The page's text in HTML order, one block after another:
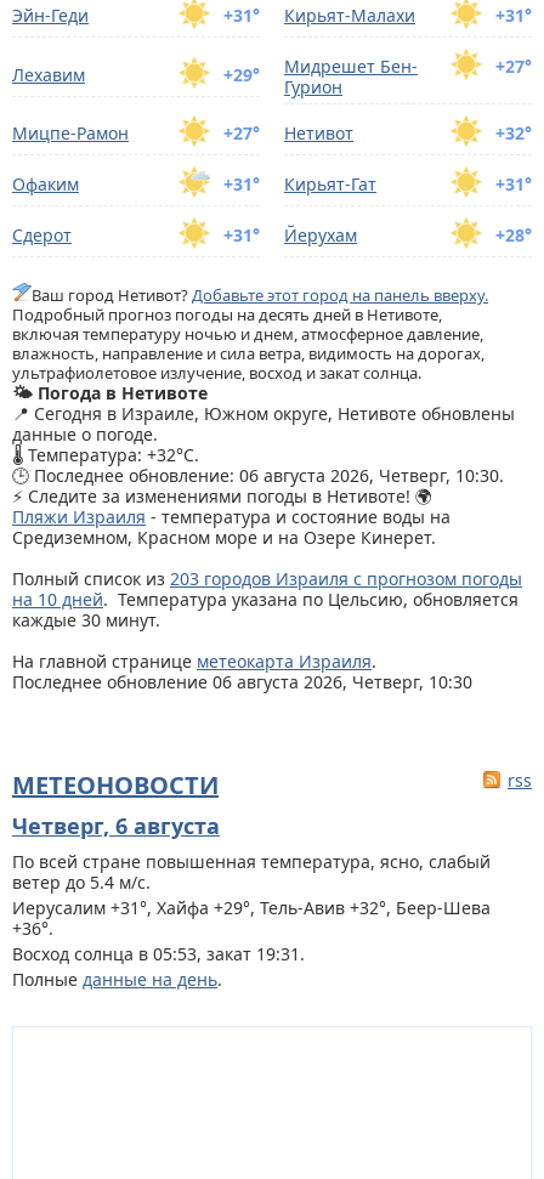
+31°
Эйн-Геди +31°
Кирьят-Малахи
+29°
Лехавим +27°
Мидрешет Бен-
Гуриoн
+27°
Мицпе-Рамoн +32°
Нетивот
+31°
Офаким +31°
Кирьят-Гат
+31°
Сдерот +28°
Йерухам
Ваш город Нетивот?Добавьте этот город на панель вверху.
Подробный прогноз погоды на десять дней в Нетивоте,
включая температуру ночью и днем, атмосферное давление,
влажность, направление и сила ветра, видимость на дорогах,
ультрафиолетовое излучение, восход и закат солнца.
🌤️ Погода в Нетивоте
📍 Сегодня в Израиле, Южном округе, Нетивоте обновлены
данные о погоде.
🌡️ Температура: +32°C.
🕒 Последнее обновление: 06 августа 2026, Четверг, 10:30.
⚡ Следите за изменениями погоды в Нетивоте! 🌍
Пляжи Израиля - температура и состояние воды на
Средиземном, Красном море и на Озере Кинерет.
Полный список из 203 городов Израиля с прогнозом погоды
на 10 дней. Температура указана по Цельсию, обновляется
каждые 30 минут.
На главной странице метеокарта Израиля.
Последнее обновление 06 августа 2026, Четверг, 10:30
МЕТЕОНОВОСТИ rss
Четверг, 6 августа
По всей стране повышенная температура, ясно, слабый
ветер до 5.4 м/с.
Иерусалим +31°, Хайфа +29°, Тель-Авив +32°, Беер-Шева
+36°.
Восход солнца в 05:53, закат 19:31.
Полные данные на день.